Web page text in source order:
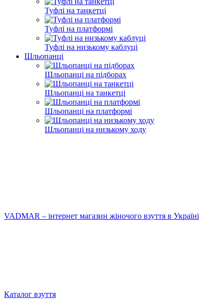
Туфлі на танкетці
Туфлі на платформі
Туфлі на низькому каблуці
Шльопанці
Шльопанці на підборах
Шльопанці на танкетці
Шльопанці на платформі
Шльопанці на низькому ходу
VADMAR – інтернет магазин жіночого взуття в Україні
Каталог взуття